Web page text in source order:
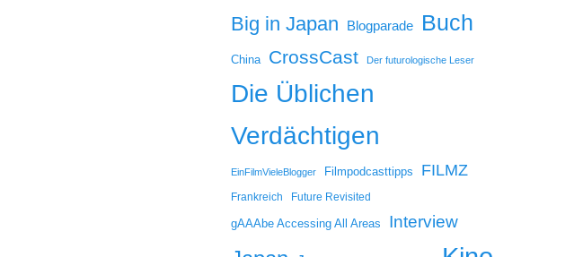
Big in Japan Blogparade Buch
China CrossCast Der futurologische Leser
Die Üblichen
Verdächtigen
EinFilmVieleBlogger Filmpodcasttipps FILMZ
Frankreich Future Revisited
gAAAbe Accessing All Areas Interview